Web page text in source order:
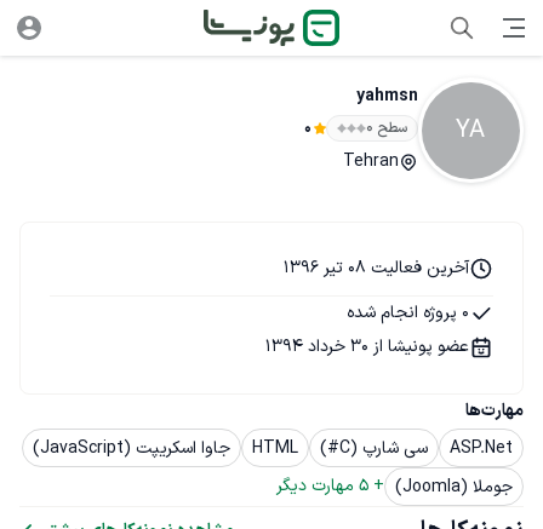
YA
yahmsn
سطح ۰ 0
Tehran
مهارت‌ها
ASP.Net
سی شارپ (C#) HTML
جاوا اسکریپت (JavaScript)
جوملا (Joomla)
+
5 مهارت دیگر
آخرین فعالیت 08 تیر 1396
0 پروژه انجام شده
عضو پونیشا از 30 خرداد 1394